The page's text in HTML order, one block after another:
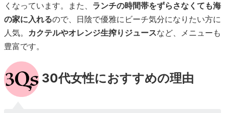
くなっています。また、 ランチの時間帯をずらさなくても海
の家に入れるので、日陰で優雅にビーチ気分になりたい方に
人気。 カクテルやオレンジ生搾りジュースなど、メニューも
豊富です。
30代女性におすすめの理由